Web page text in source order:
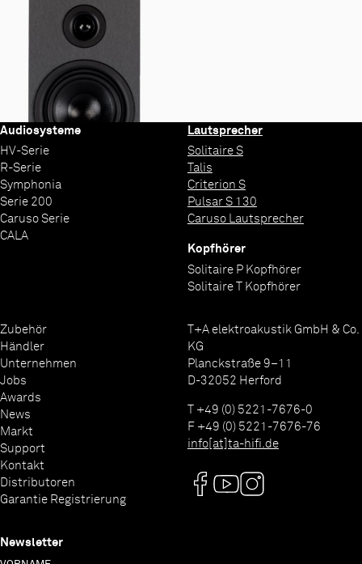
Audiosysteme
HV-Serie
R-Serie
Symphonia
Serie 200
Caruso Serie
CALA
Lautsprecher
Solitaire S
Talis
Criterion S
Pulsar S 130
Caruso Lautsprecher
Kopfhörer
Solitaire P Kopfhörer
Solitaire T Kopfhörer
Zubehör
Händler
Unternehmen
Jobs
Awards
News
Markt
Support
Kontakt
Distributoren
Garantie Registrierung
T+A elektroakustik GmbH & Co.
KG
Planckstraße 9–11
D-32052 Herford
T +49 (0) 5221-7676-0
F +49 (0) 5221-7676-76
info[at]ta-hifi.de
Newsletter